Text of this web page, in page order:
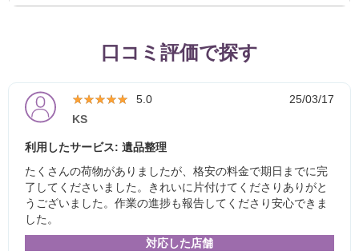
口コミ評価で探す
★★★★★
★★★★★ 5.0
25/03/17
KS
利用したサービス: 遺品整理
たくさんの荷物がありましたが、格安の料金で期日までに完
了してくださいました。きれいに片付けてくださりありがと
うございました。作業の進捗も報告してくださり安心できま
した。
対応した店舗